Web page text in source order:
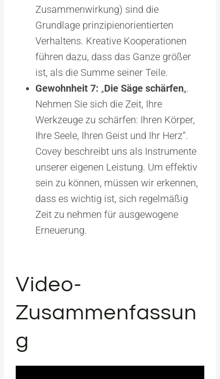
Zusammenwirkung) sind die
Grundlage prinzipienorientierten
Verhaltens. Kreative Kooperationen
führen dazu, dass das Ganze größer
ist, als die Summe seiner Teile.
Gewohnheit 7: „Die Säge schärfen„.
Nehmen Sie sich die Zeit, Ihre
Werkzeuge zu schärfen: Ihren Körper,
Ihre Seele, Ihren Geist und Ihr Herz“.
Covey beschreibt uns als Instrumente
unserer eigenen Leistung. Um effektiv
sein zu können, müssen wir erkennen,
dass es wichtig ist, sich regelmäßig
Zeit zu nehmen für ausgewogene
Erneuerung.
Video-
Zusammenfassun
g